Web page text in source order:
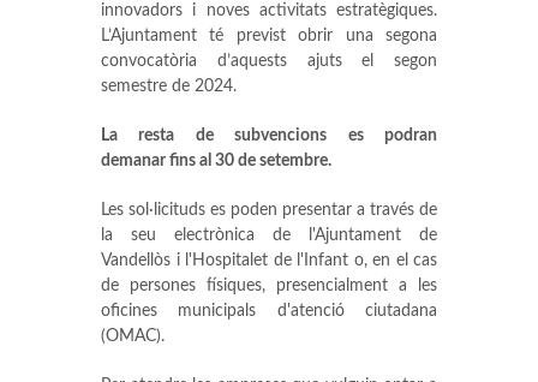
innovadors i noves activitats estratègiques.
L’Ajuntament té previst obrir una segona
convocatòria d’aquests ajuts el segon
semestre de 2024.
La resta de subvencions es podran
demanar fins al 30 de setembre.
Les sol·licituds es poden presentar a través de
la seu electrònica de l'Ajuntament de
Vandellòs i l'Hospitalet de l'Infant o, en el cas
de persones físiques, presencialment a les
oficines municipals d'atenció ciutadana
(OMAC).